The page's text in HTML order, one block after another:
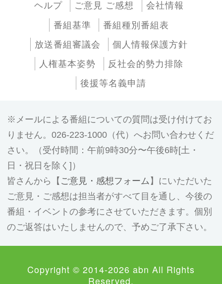
ヘルプ ご意見 ご感想
会社情報
番組基準
番組種別番組表
放送番組審議会
個人情報保護方針
人権基本姿勢
反社会的勢力排除
後援等名義申請
メールによる番組についての質問は受け付けてお
りません。026-223-1000（代）へお問い合わせくだ
さい。（受付時間：午前9時30分〜午後6時[土・
日・祝日を除く]）
皆さんから【 ご意見・感想フォーム 】にいただいた
ご意見・ご感想は担当者がすべて目を通し、今後の
番組・イベントの参考にさせていただきます。個別
のご返答はいたしませんので、予めご了承下さい。
Copyright © 2014-2026 abn All Rights
Reserved.